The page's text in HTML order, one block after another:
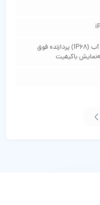
مقاوم در برابر آب (IP68) پردازنده فوق
با‌کیفیت